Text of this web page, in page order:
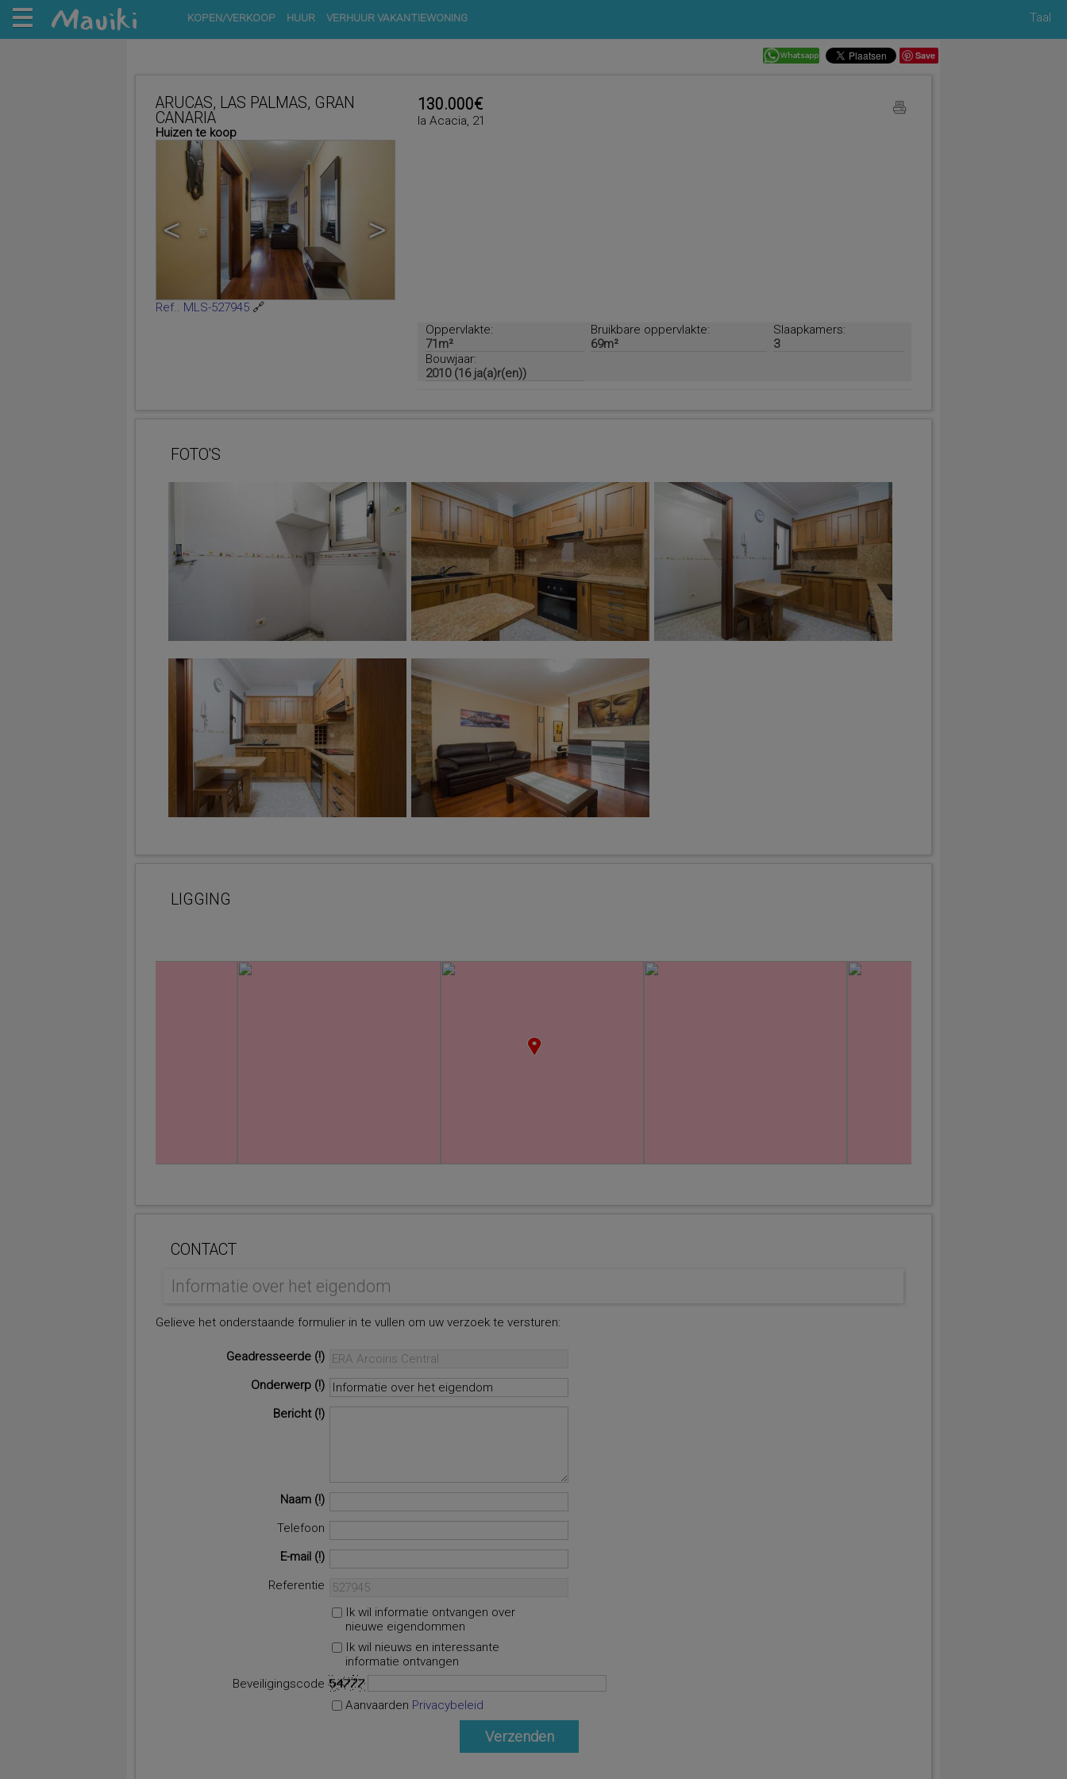
KOPEN/VERKOOP HUUR VERHUUR VAKANTIEWONING Taal
Save
ARUCAS, LAS PALMAS, GRAN
CANARIA
Huizen te koop
< >
Ref.. MLS-527945 🔗
130.000€
la Acacia, 21
Oppervlakte:
71m²
Bruikbare oppervlakte:
69m²
Slaapkamers:
3
Bouwjaar:
2010 (16 ja(a)r(en))
FOTO'S
LIGGING
CONTACT
Informatie over het eigendom
Gelieve het onderstaande formulier in te vullen om uw verzoek te versturen:
Geadresseerde
Onderwerp
Bericht
Naam
Telefoon
E-mail
Referentie
Ik wil informatie ontvangen over
nieuwe eigendommen
Ik wil nieuws en interessante
informatie ontvangen
Beveiligingscode
Aanvaarden Privacybeleid